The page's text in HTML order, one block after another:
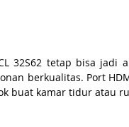
32S62 tetap bisa jadi
berkualitas. Port
buat kamar tidur atau